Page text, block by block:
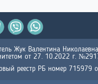
Жук Валентина
от 27. 10.2022 г.
реестр РБ номер 715979